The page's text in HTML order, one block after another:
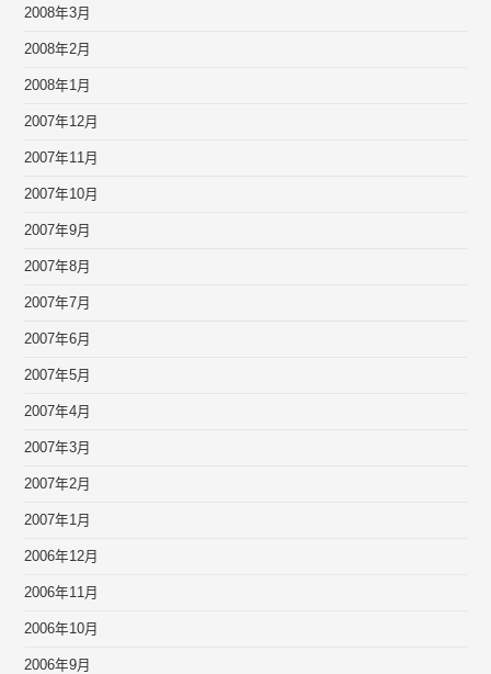
2008年3月
2008年2月
2008年1月
2007年12月
2007年11月
2007年10月
2007年9月
2007年8月
2007年7月
2007年6月
2007年5月
2007年4月
2007年3月
2007年2月
2007年1月
2006年12月
2006年11月
2006年10月
2006年9月